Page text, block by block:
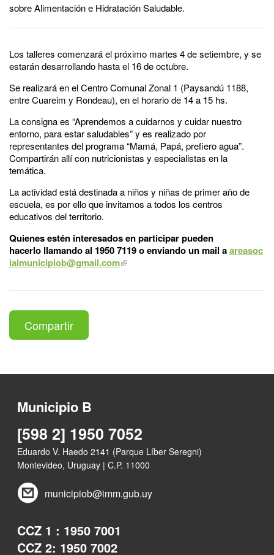
sobre Alimentación e Hidratación Saludable.
Los talleres comenzará el próximo martes 4 de setiembre, y se
estarán desarrollando hasta el 16 de octubre.
Se realizará en el Centro Comunal Zonal 1 (Paysandú 1188,
entre Cuareim y Rondeau), en el horario de 14 a 15 hs.
La consigna es “Aprendemos a cuidarnos y cuidar nuestro
entorno, para estar saludables” y es realizado por
representantes del programa “Mamá, Papá, prefiero agua”.
Compartirán allí con nutricionistas y especialistas en la
temática.
La actividad está destinada a niños y niñas de primer año de
escuela, es por ello que invitamos a todos los centros
educativos del territorio.
Quienes estén interesados en participar pueden
hacerlo llamando al 1950 7119 o enviando un mail aareasoc
ialmunicipiob@gmail.com
Compartir
Municipio B
[598 2] 1950 7052
Eduardo V. Haedo 2141 (Parque Líber Seregni)
Montevideo, Uruguay | C.P. 11000
municipiob@imm.gub.uy
CCZ 1 : 1950 7001
CCZ 2: 1950 7002